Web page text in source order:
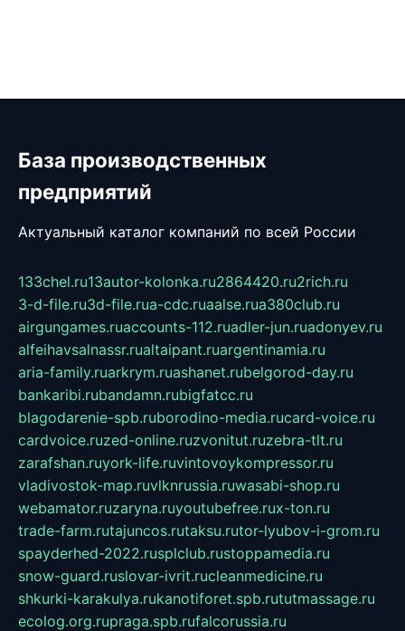
База производственных
предприятий
Актуальный каталог компаний по всей России
133chel.ru13autor-kolonka.ru2864420.ru2rich.ru
3-d-file.ru3d-file.rua-cdc.ruaalse.rua380club.ru
airgungames.ruaccounts-112.ruadler-jun.ruadonyev.ru
alfeihavsalnassr.rualtaipant.ruargentinamia.ru
aria-family.ruarkrym.ruashanet.rubelgorod-day.ru
bankaribi.rubandamn.rubigfatcc.ru
blagodarenie-spb.ruborodino-media.rucard-voice.ru
cardvoice.ruzed-online.ruzvonitut.ruzebra-tlt.ru
zarafshan.ruyork-life.ruvintovoykompressor.ru
vladivostok-map.ruvlknrussia.ruwasabi-shop.ru
webamator.ruzaryna.ruyoutubefree.rux-ton.ru
trade-farm.rutajuncos.rutaksu.rutor-lyubov-i-grom.ru
spayderhed-2022.rusplclub.rustoppamedia.ru
snow-guard.ruslovar-ivrit.rucleanmedicine.ru
shkurki-karakulya.rukanotiforet.spb.rututmassage.ru
ecolog.org.rupraga.spb.rufalcorussia.ru